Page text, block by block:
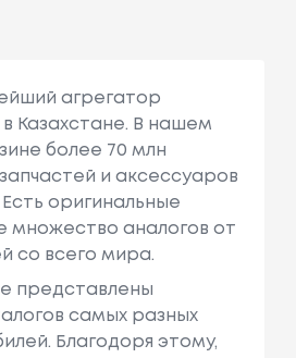
агрегатор
Казахстане. В нашем
более 70 млн
и аксессуаров
оригинальные
множество аналогов от
со всего мира.
представлены
самых разных
Благодоря этому,